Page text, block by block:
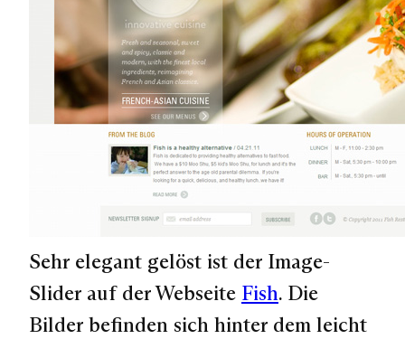
Sehr elegant gelöst ist der Image-
Slider auf der Webseite Fish. Die
Bilder befinden sich hinter dem leicht